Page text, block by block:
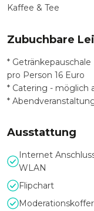
Kaffee & Tee
Zubuchbare
*
pro Person 16 Euro
* Catering - möglich
*
Ausstattung
Internet
WLAN
Flipchart
Moderationskoffer